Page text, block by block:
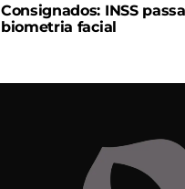
Consignados: INSS
biometria facial